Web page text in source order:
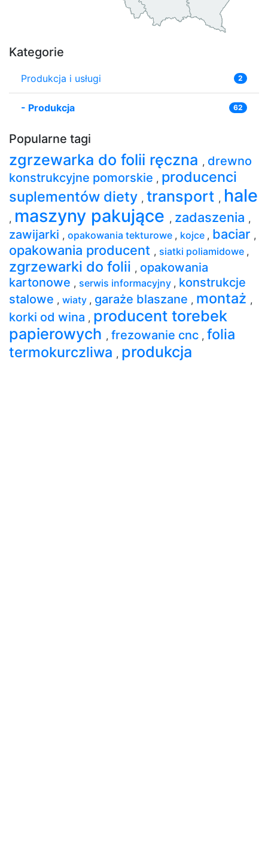
Kategorie
Produkcja i usługi 2
- Produkcja 62
Popularne tagi
zgrzewarka do folii ręczna , drewno
konstrukcyjne pomorskie , producenci
suplementów diety , transport , hale
, maszyny pakujące , zadaszenia ,
zawijarki , opakowania tekturowe , kojce , baciar ,
opakowania producent , siatki poliamidowe ,
zgrzewarki do folii , opakowania
kartonowe , serwis informacyjny , konstrukcje
stalowe , wiaty , garaże blaszane , montaż ,
korki od wina , producent torebek
papierowych , frezowanie cnc , folia
termokurczliwa , produkcja